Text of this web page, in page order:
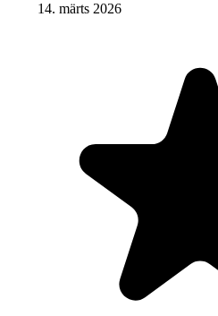
14. märts 2026